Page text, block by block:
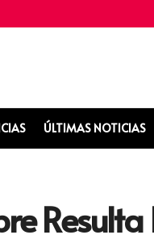
ÚLTIMAS NOTICIAS
Resulta